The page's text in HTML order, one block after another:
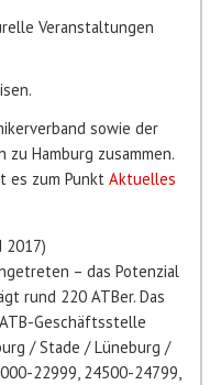
Veranstaltungen
sowie der
Hamburg zusammen.
es zum Punkt Aktuelles
2017)
– das Potenzial
rund 220 ATBer. Das
Geschäftsstelle
/ Stade / Lüneburg /
22999, 24500-24799,